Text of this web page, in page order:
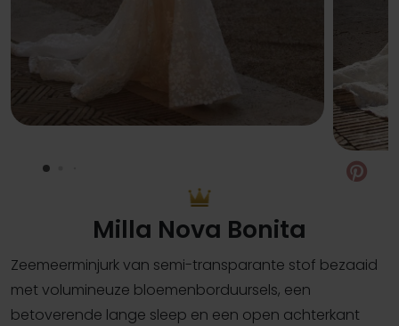
Milla Nova Bonita
Zeemeerminjurk van semi-transparante stof bezaaid
met volumineuze bloemenborduursels, een
betoverende lange sleep en een open achterkant